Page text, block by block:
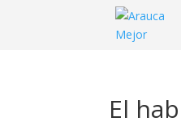
El